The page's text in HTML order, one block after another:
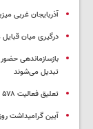
آذربایجان غربی
درگیری میان
بازسازماندهی
تبدیل می‌شوند
تعلیق فعالیت ۵۷۸ کارمند در پالایشگاه‌های حمص و بانیاس سوریه
آیین گرامیداشت